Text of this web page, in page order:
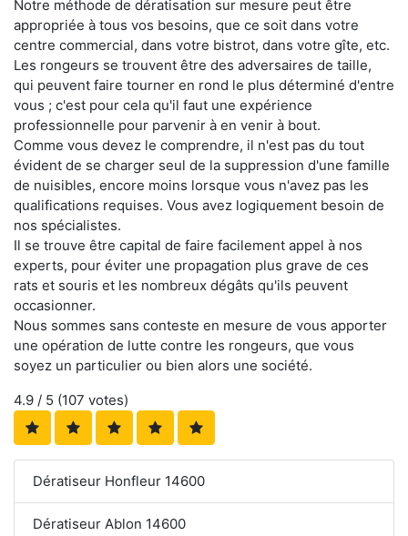
Notre méthode de dératisation sur mesure peut être
appropriée à tous vos besoins, que ce soit dans votre
centre commercial, dans votre bistrot, dans votre gîte, etc.
Les rongeurs se trouvent être des adversaires de taille,
qui peuvent faire tourner en rond le plus déterminé d'entre
vous ; c'est pour cela qu'il faut une expérience
professionnelle pour parvenir à en venir à bout.
Comme vous devez le comprendre, il n'est pas du tout
évident de se charger seul de la suppression d'une famille
de nuisibles, encore moins lorsque vous n'avez pas les
qualifications requises. Vous avez logiquement besoin de
nos spécialistes.
Il se trouve être capital de faire facilement appel à nos
experts, pour éviter une propagation plus grave de ces
rats et souris et les nombreux dégâts qu'ils peuvent
occasionner.
Nous sommes sans conteste en mesure de vous apporter
une opération de lutte contre les rongeurs, que vous
soyez un particulier ou bien alors une société.
4.9 / 5 (107 votes)
Dératiseur Honfleur 14600
Dératiseur Ablon 14600